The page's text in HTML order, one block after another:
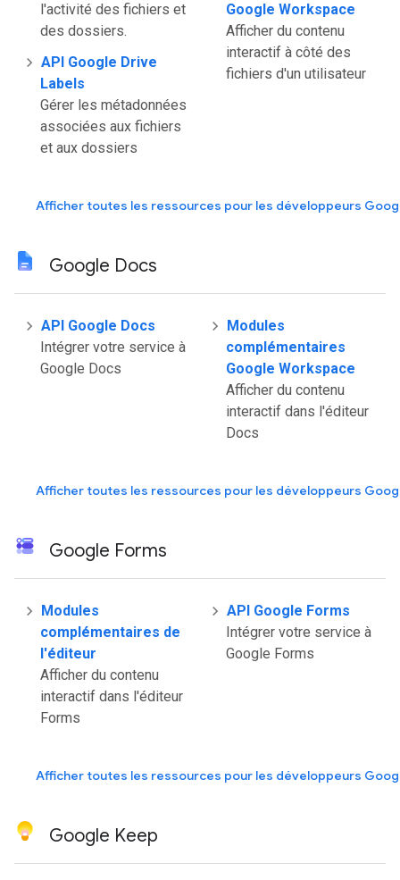
l'activité des fichiers et
des dossiers.
API Google Drive
Labels
Gérer les métadonnées
associées aux fichiers
et aux dossiers
Google Workspace
Afficher du contenu
interactif à côté des
fichiers d'un utilisateur
Afficher toutes les ressources pour les développeurs
Google Docs
API Google Docs
Intégrer votre service à
Google Docs
Modules
complémentaires
Google Workspace
Afficher du contenu
interactif dans l'éditeur
Docs
Afficher toutes les ressources pour les développeurs
Google Forms
Modules
complémentaires de
l'éditeur
Afficher du contenu
interactif dans l'éditeur
Forms
API Google Forms
Intégrer votre service à
Google Forms
Afficher toutes les ressources pour les développeurs
Google Keep